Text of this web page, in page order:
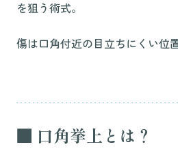
を狙う術式。
傷は口角付近の目立ちにくい位
■ 口角挙上とは？